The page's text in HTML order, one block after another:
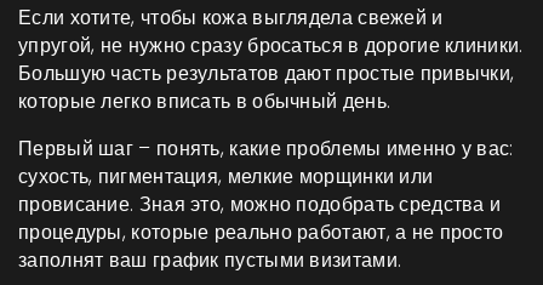
Если хотите, чтобы кожа выглядела свежей и
упругой, не нужно сразу бросаться в дорогие клиники.
Большую часть результатов дают простые привычки,
которые легко вписать в обычный день.
Первый шаг – понять, какие проблемы именно у вас:
сухость, пигментация, мелкие морщинки или
провисание. Зная это, можно подобрать средства и
процедуры, которые реально работают, а не просто
заполнят ваш график пустыми визитами.